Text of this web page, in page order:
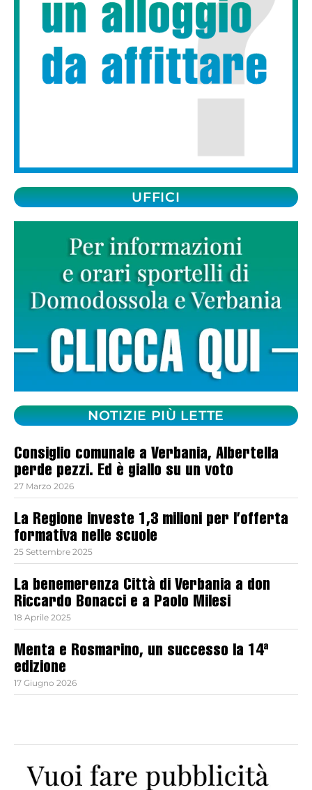
UFFICI
NOTIZIE PIÙ LETTE
Consiglio comunale a Verbania, Albertella
perde pezzi. Ed è giallo su un voto
27 Marzo 2026
La Regione investe 1,3 milioni per l’offerta
formativa nelle scuole
25 Settembre 2025
La benemerenza Città di Verbania a don
Riccardo Bonacci e a Paolo Milesi
18 Aprile 2025
Menta e Rosmarino, un successo la 14ª
edizione
17 Giugno 2026